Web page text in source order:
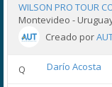
WILSON PRO TOUR
Montevideo -
Creado por
Q Darío Acosta